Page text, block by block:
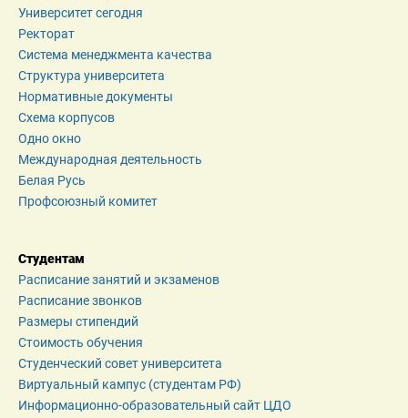
Университет сегодня
Ректорат
Система менеджмента качества
Структура университета
Нормативные документы
Схема корпусов
Одно окно
Международная деятельность
Белая Русь
Профсоюзный комитет
Студентам
Расписание занятий и экзаменов
Расписание звонков
Размеры стипендий
Стоимость обучения
Студенческий совет университета
Виртуальный кампус (студентам РФ)
Информационно-образовательный сайт ЦДО